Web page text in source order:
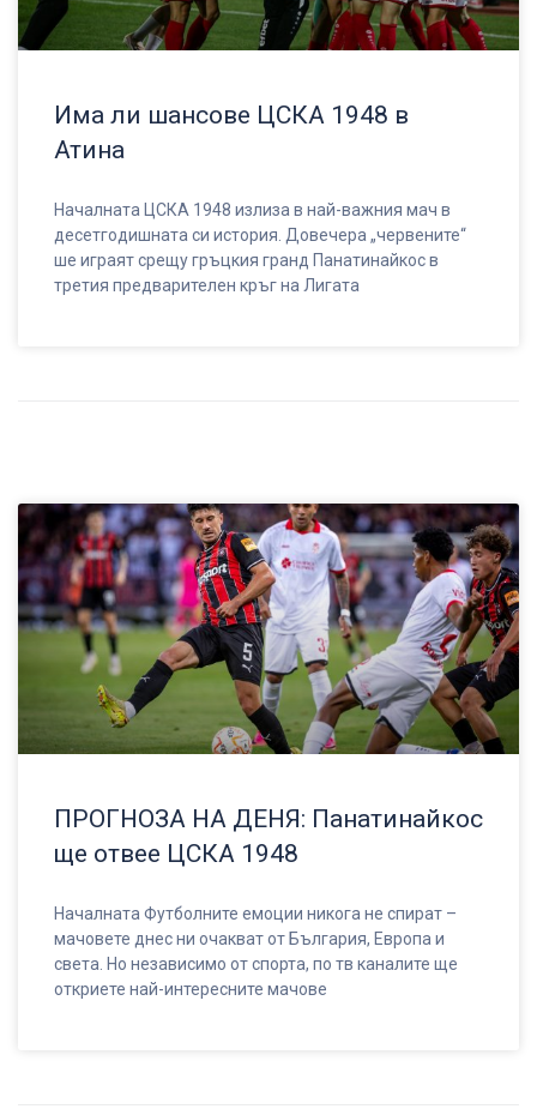
Има ли шансове ЦСКА 1948 в
Атина
Началната ЦСКА 1948 излиза в най-важния мач в
десетгодишната си история. Довечера „червените“
ше играят срещу гръцкия гранд Панатинайкос в
третия предварителен кръг на Лигата
ПРОГНОЗА НА ДЕНЯ: Панатинайкос
ще отвее ЦСКА 1948
Началната Футболните емоции никога не спират –
мачовете днес ни очакват от България, Европа и
света. Но независимо от спорта, по тв каналите ще
откриете най-интересните мачове